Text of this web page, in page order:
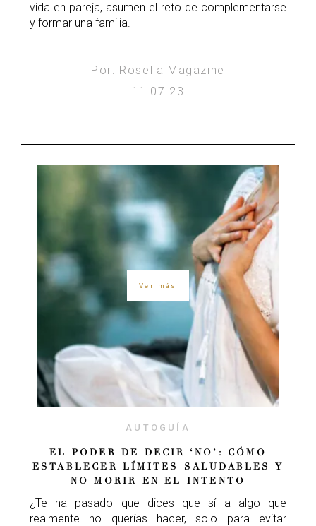
vida en pareja, asumen el reto de complementarse
y formar una familia.
Por: Rosella Magazine
11.07.23
Ver más
AUTOGUÍA
EL PODER DE DECIR ‘NO’: CÓMO
ESTABLECER LÍMITES SALUDABLES Y
NO MORIR EN EL INTENTO
¿Te ha pasado que dices que sí a algo que
realmente no querías hacer, solo para evitar